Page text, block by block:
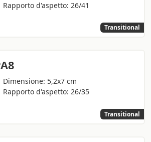
Rapporto d'aspetto: 26/41
Transitional
Dimensione: 5,2x7 cm
Rapporto d'aspetto: 26/35
Transitional